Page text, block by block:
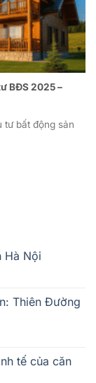
BĐS 2025 –
tư bất động sản
Hà Nội
Thiên Đường
tế của căn